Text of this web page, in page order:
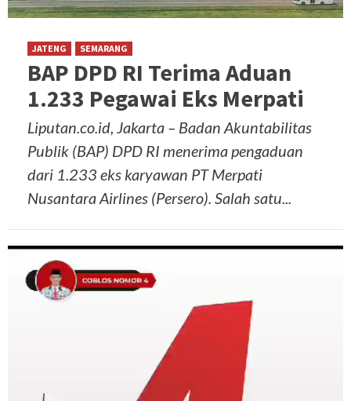
JATENG SEMARANG
BAP DPD RI Terima Aduan
1.233 Pegawai Eks Merpati
Liputan.co.id, Jakarta – Badan Akuntabilitas
Publik (BAP) DPD RI menerima pengaduan
dari 1.233 eks karyawan PT Merpati
Nusantara Airlines (Persero). Salah satu...